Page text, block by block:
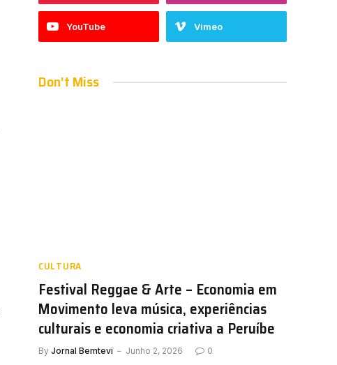
YouTube Vimeo
Don't Miss
CULTURA
Festival Reggae & Arte – Economia em
Movimento leva música, experiências
culturais e economia criativa a Peruíbe
By Jornal Bemtevi Junho 2, 2026 0